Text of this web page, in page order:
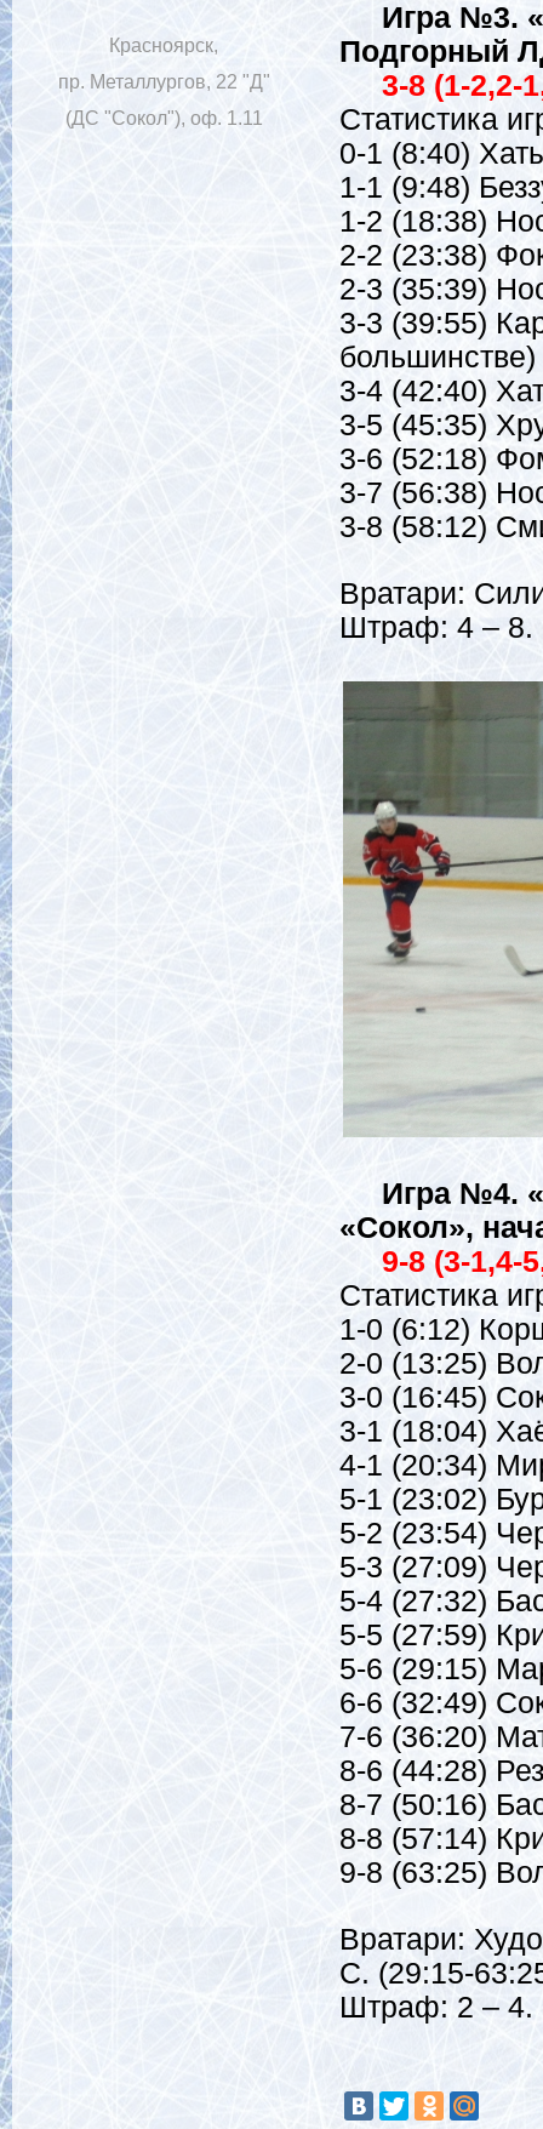
Красноярск,
пр. Металлургов, 22 "Д"
(ДС "Сокол"), оф. 1.11
Игра №3.
Подгорный
3-8 (1-2,2-
Статистика
0-1 (8:40)
1-1 (9:48)
1-2 (18:38)
2-2 (23:38)
2-3 (35:39)
3-3 (39:55)
большинстве)
3-4 (42:40)
3-5 (45:35)
3-6 (52:18)
3-7 (56:38)
3-8 (58:12)
Вратари:
Штраф: 4 – 8.
Игра №4.
«Сокол»,
9-8 (3-1,4-
Статистика
1-0 (6:12)
2-0 (13:25)
3-0 (16:45)
3-1 (18:04)
4-1 (20:34)
5-1 (23:02)
5-2 (23:54)
5-3 (27:09)
5-4 (27:32)
5-5 (27:59)
5-6 (29:15)
6-6 (32:49)
7-6 (36:20)
8-6 (44:28)
8-7 (50:16)
8-8 (57:14)
9-8 (63:25)
Вратари:
С. (29:15-
Штраф: 2 – 4.